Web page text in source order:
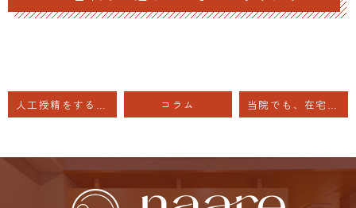
人工授精をする予定なのですが、夫の体調が悪い コラム 当院でも、在宅での不妊治療ができるようになりました。